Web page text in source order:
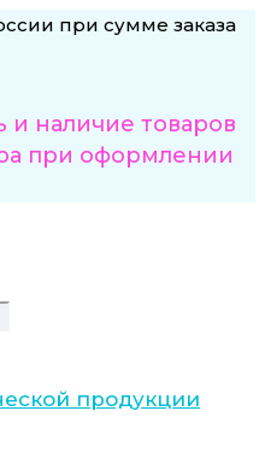
при сумме заказа
и наличие товаров
при оформлении
продукции